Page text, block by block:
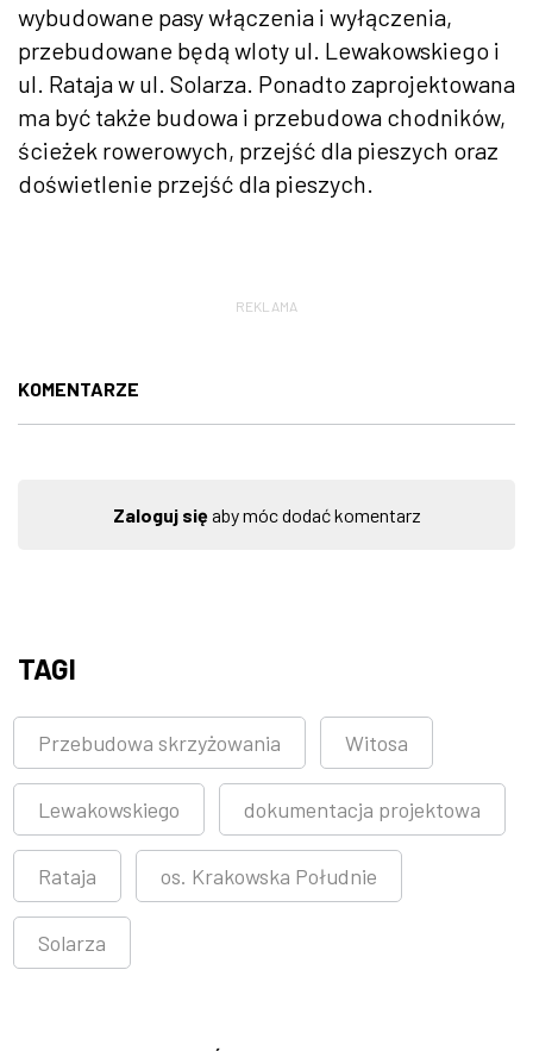
wybudowane pasy włączenia i wyłączenia,
przebudowane będą wloty ul. Lewakowskiego i
ul. Rataja w ul. Solarza. Ponadto zaprojektowana
ma być także budowa i przebudowa chodników,
ścieżek rowerowych, przejść dla pieszych oraz
doświetlenie przejść dla pieszych.
REKLAMA
KOMENTARZE
Zaloguj sięaby móc dodać komentarz
TAGI
Przebudowa skrzyżowania Witosa
Lewakowskiego dokumentacja projektowa
Rataja os. Krakowska Południe
Solarza